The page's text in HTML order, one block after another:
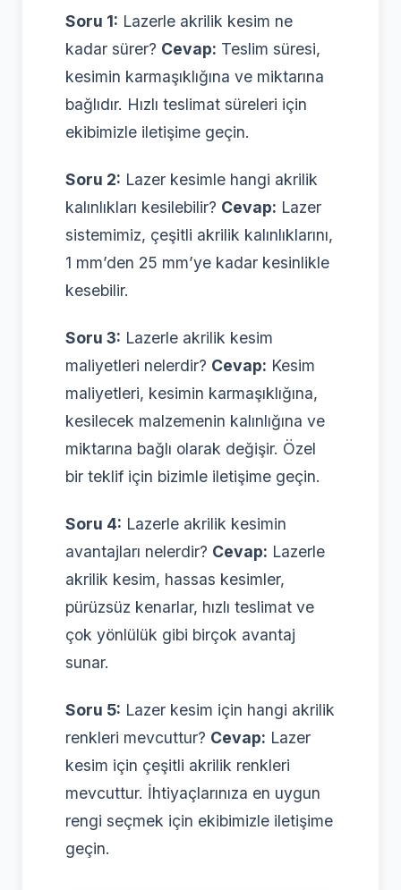
Soru 1: Lazerle akrilik kesim ne
kadar sürer? Cevap: Teslim süresi,
kesimin karmaşıklığına ve miktarına
bağlıdır. Hızlı teslimat süreleri için
ekibimizle iletişime geçin.
Soru 2: Lazer kesimle hangi akrilik
kalınlıkları kesilebilir? Cevap: Lazer
sistemimiz, çeşitli akrilik kalınlıklarını,
1 mm’den 25 mm’ye kadar kesinlikle
kesebilir.
Soru 3: Lazerle akrilik kesim
maliyetleri nelerdir? Cevap: Kesim
maliyetleri, kesimin karmaşıklığına,
kesilecek malzemenin kalınlığına ve
miktarına bağlı olarak değişir. Özel
bir teklif için bizimle iletişime geçin.
Soru 4: Lazerle akrilik kesimin
avantajları nelerdir? Cevap: Lazerle
akrilik kesim, hassas kesimler,
pürüzsüz kenarlar, hızlı teslimat ve
çok yönlülük gibi birçok avantaj
sunar.
Soru 5: Lazer kesim için hangi akrilik
renkleri mevcuttur? Cevap: Lazer
kesim için çeşitli akrilik renkleri
mevcuttur. İhtiyaçlarınıza en uygun
rengi seçmek için ekibimizle iletişime
geçin.